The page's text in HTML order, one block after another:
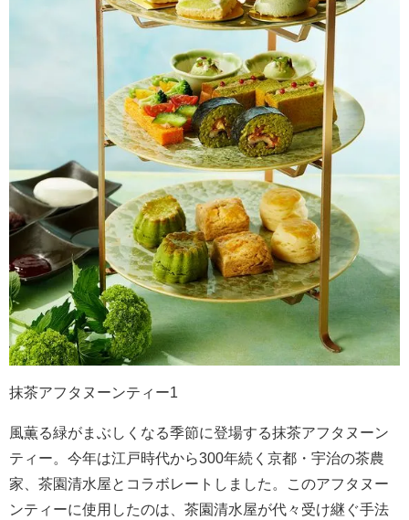
抹茶アフタヌーンティー1
風薫る緑がまぶしくなる季節に登場する抹茶アフタヌーン
ティー。今年は江戸時代から300年続く京都・宇治の茶農
家、茶園清水屋とコラボレートしました。このアフタヌー
ンティーに使用したのは、茶園清水屋が代々受け継ぐ手法